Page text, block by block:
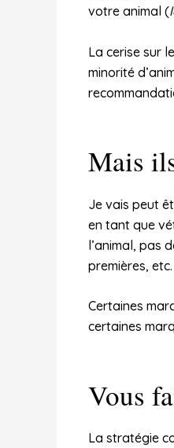
votre animal (
La cerise sur
minorité
Mais
Je vais peut
en tant que
l’animal, pas
premières,
Certaines
certaines
Vous
La stratégie